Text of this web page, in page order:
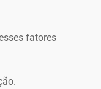
fatores